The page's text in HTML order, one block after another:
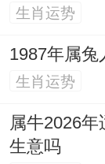
易显固执
骼，此月运
期，宜勇
事业拓展的
十月（辛亥
生肖运势
1987年属兔
生肖运势
属牛2026
生意吗